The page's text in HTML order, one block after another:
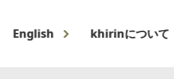
English khirinについて